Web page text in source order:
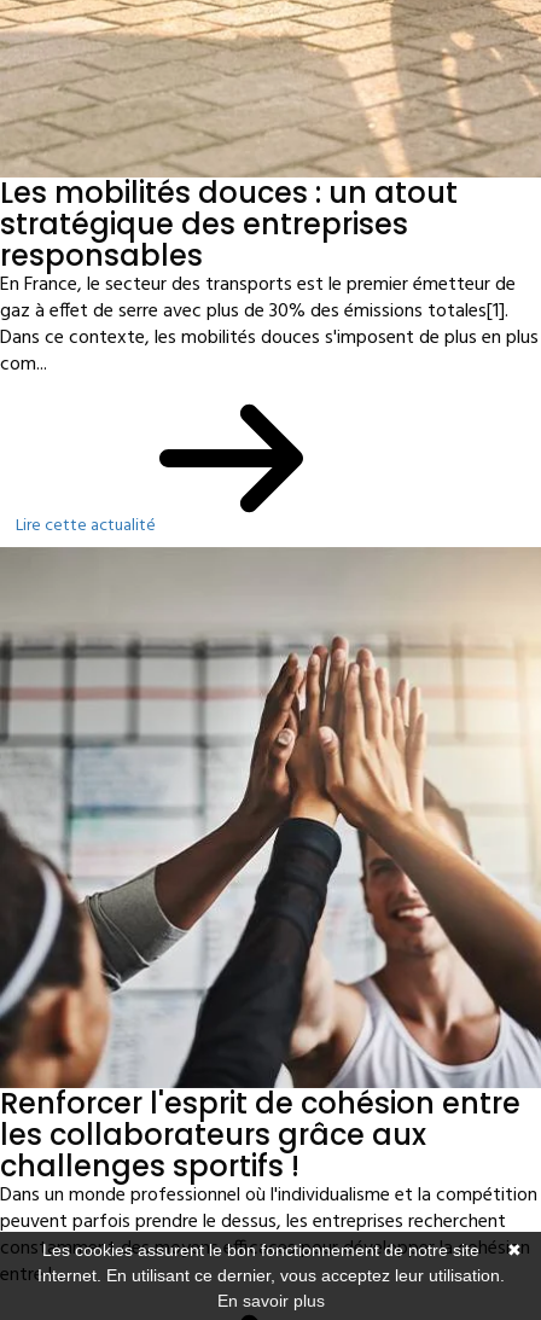
Les mobilités douces : un atout
stratégique des entreprises
responsables
En France, le secteur des transports est le premier émetteur de
gaz à effet de serre avec plus de 30% des émissions totales[1].
Dans ce contexte, les mobilités douces s'imposent de plus en plus
com...
Lire cette actualité
Renforcer l'esprit de cohésion entre
les collaborateurs grâce aux
challenges sportifs !
Dans un monde professionnel où l'individualisme et la compétition
peuvent parfois prendre le dessus, les entreprises recherchent
constamment des moyens efficaces pour développer la cohésion
entre l...
✖
Les cookies assurent le bon fonctionnement de notre site
Internet. En utilisant ce dernier, vous acceptez leur utilisation.
En savoir plus